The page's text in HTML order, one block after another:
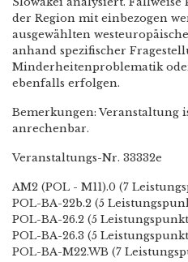
der Region mit einbezogen
ausgewählten
anhand spezifischer
Minderheitenproblematik
ebenfalls erfolgen.
Bemerkungen: Veranstaltung
anrechenbar.
Veranstaltungs-Nr. 33332e
AM2 (POL - M11).0 (7
POL-BA-22b.2 (5
POL-BA-26.2 (5
POL-BA-26.3 (5
POL-BA-M22.WB (7